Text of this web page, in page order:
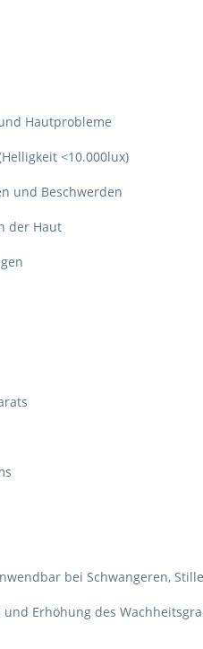
Hautprobleme
<10.000lux)
und Beschwerden
der Haut
bei Schwangeren,
Erhöhung des